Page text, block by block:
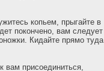
копьем, прыгайте в
покончено, вам следует
Кидайте прямо туда
вам присоединиться,